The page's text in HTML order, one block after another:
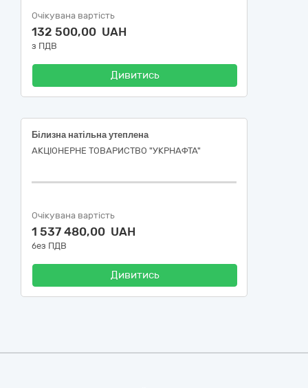
Очікувана вартість
132 500,00 UAH
з ПДВ
Дивитись
Білизна натільна утеплена
АКЦІОНЕРНЕ ТОВАРИСТВО "УКPНAФТА"
Очікувана вартість
1 537 480,00 UAH
без ПДВ
Дивитись